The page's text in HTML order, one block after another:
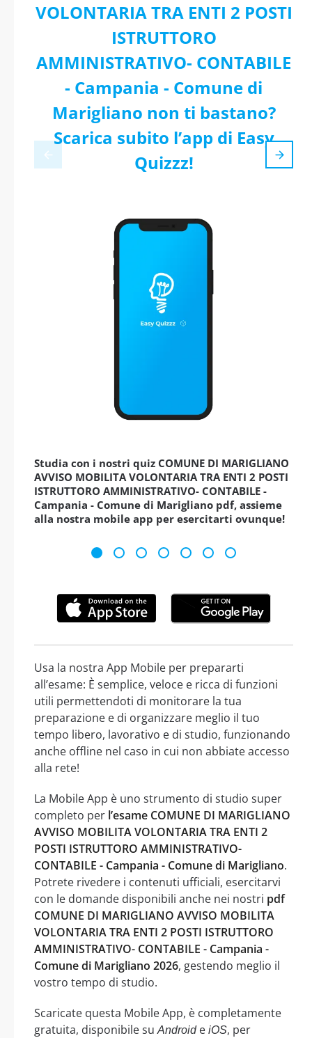
VOLONTARIA TRA ENTI 2 POSTI
ISTRUTTORO
AMMINISTRATIVO- CONTABILE
- Campania - Comune di
Marigliano non ti bastano?
Scarica subito l’app di Easy
Quizzz!
Studia con i nostri quiz COMUNE DI MARIGLIANO
AVVISO MOBILITA VOLONTARIA TRA ENTI 2 POSTI
ISTRUTTORO AMMINISTRATIVO- CONTABILE -
Campania - Comune di Marigliano pdf, assieme
alla nostra mobile app per esercitarti ovunque!
Usa la nostra App Mobile per prepararti
all’esame: È semplice, veloce e ricca di funzioni
utili permettendoti di monitorare la tua
preparazione e di organizzare meglio il tuo
tempo libero, lavorativo e di studio, funzionando
anche offline nel caso in cui non abbiate accesso
alla rete!
La Mobile App è uno strumento di studio super
completo per l’esame COMUNE DI MARIGLIANO
AVVISO MOBILITA VOLONTARIA TRA ENTI 2
POSTI ISTRUTTORO AMMINISTRATIVO-
CONTABILE - Campania - Comune di Marigliano.
Potrete rivedere i contenuti ufficiali, esercitarvi
con le domande disponibili anche nei nostri pdf
COMUNE DI MARIGLIANO AVVISO MOBILITA
VOLONTARIA TRA ENTI 2 POSTI ISTRUTTORO
AMMINISTRATIVO- CONTABILE - Campania -
Comune di Marigliano 2026, gestendo meglio il
vostro tempo di studio.
Scaricate questa Mobile App, è completamente
gratuita, disponibile suAndroide iOS, per